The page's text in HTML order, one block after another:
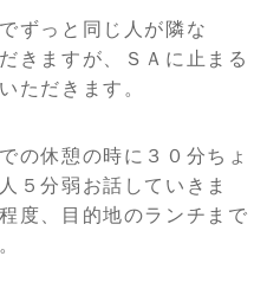
ずっと同じ人が隣な
きますが、ＳＡに止まる
ただきます。
の休憩の時に３０分ちょ
５分弱お話していきま
度、目的地のランチまで